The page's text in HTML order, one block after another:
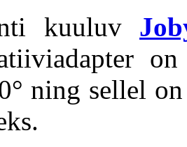
kuuluv
ning sellel